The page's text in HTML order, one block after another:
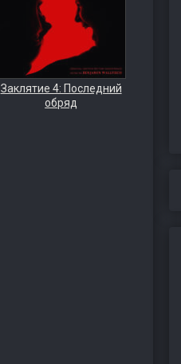
Заклятие 4: Последний
обряд